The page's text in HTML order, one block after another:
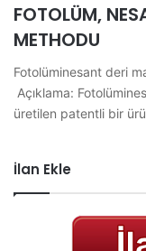
FOTOLÜM,
METHODU
Fotolüminesant deri
Açıklama:
üretilen patentli bir
İlan Ekle